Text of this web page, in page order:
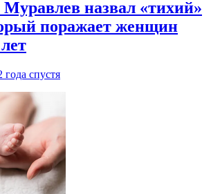
назвал «тихий»
поражает женщин
года спустя